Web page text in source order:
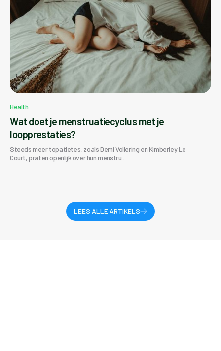
Health
Wat doet je menstruatiecyclus met je
loopprestaties?
Steeds meer topatletes, zoals Demi Vollering en Kimberley Le
Court, praten openlijk over hun menstru...
LEES ALLE ARTIKELS